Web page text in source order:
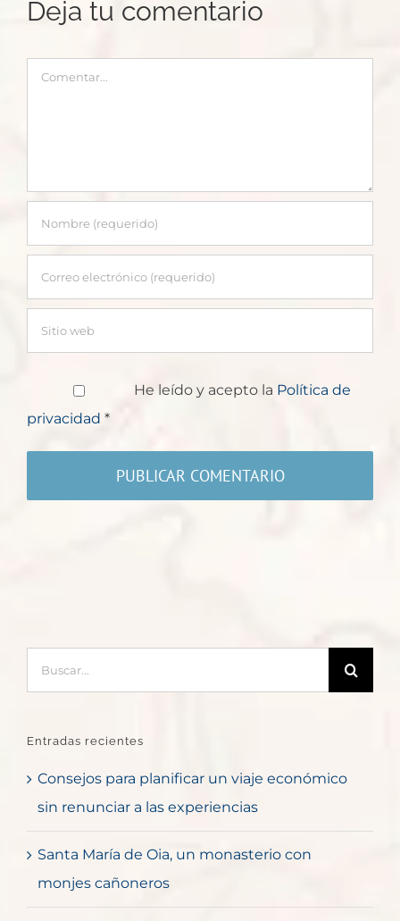
Deja tu comentario
Comentar
He leído y acepto la Política de
privacidad *
Entradas recientes
Consejos para planificar un viaje económico
sin renunciar a las experiencias
Santa María de Oia, un monasterio con
monjes cañoneros